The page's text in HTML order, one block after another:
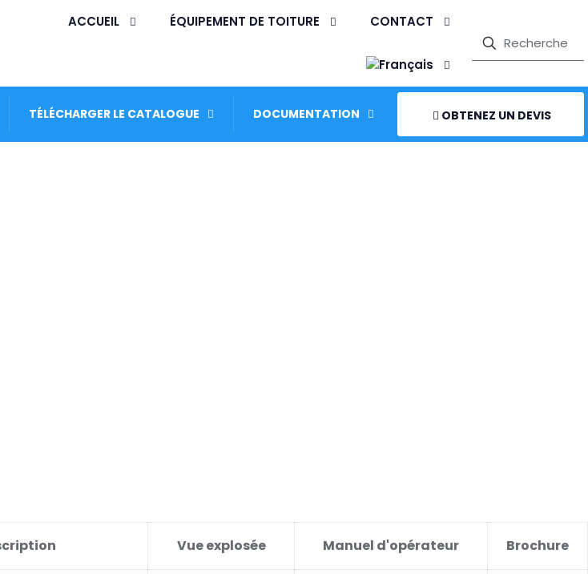
ACCUEIL ÉQUIPEMENT DE TOITURE CONTACT
TÉLÉCHARGER LE CATALOGUE DOCUMENTATION OBTENEZ UN DEVIS
Vue explosée Manuel d'opérateur Brochure